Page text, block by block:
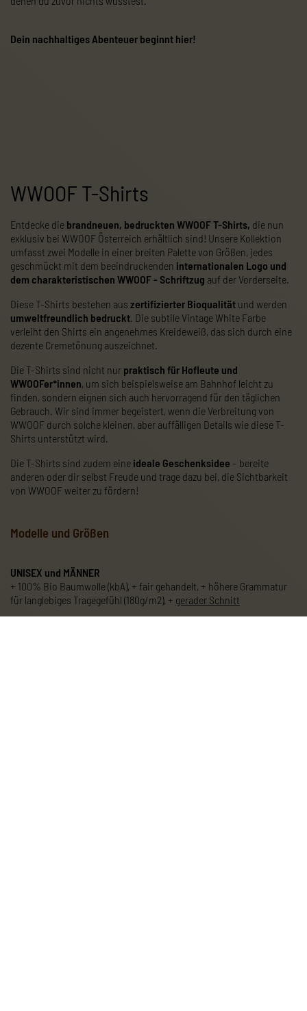
Dein nachhaltiges Abenteuer beginnt hier!
WWOOF T-Shirts
Entdecke die brandneuen, bedruckten WWOOF T-Shirts, die nun
exklusiv bei WWOOF Österreich erhältlich sind! Unsere Kollektion
umfasst zwei Modelle in einer breiten Palette von Größen, jedes
geschmückt mit dem beeindruckenden internationalen Logo und
dem charakteristischen WWOOF - Schriftzug auf der Vorderseite.
Diese T-Shirts bestehen aus zertifizierter Bioqualität und werden
umweltfreundlich bedruckt. Die subtile Vintage White Farbe
verleiht den Shirts ein angenehmes Kreideweiß, das sich durch eine
dezente Cremetönung auszeichnet.
Die T-Shirts sind nicht nur praktisch für Hofleute und
WWOOFer*innen, um sich beispielsweise am Bahnhof leicht zu
finden, sondern eignen sich auch hervorragend für den täglichen
Gebrauch. Wir sind immer begeistert, wenn die Verbreitung von
WWOOF durch solche kleinen, aber auffälligen Details wie diese T-
Shirts unterstützt wird.
Die T-Shirts sind zudem eine ideale Geschenksidee – bereite
anderen oder dir selbst Freude und trage dazu bei, die Sichtbarkeit
von WWOOF weiter zu fördern!
Modelle und Größen
UNISEX und MÄNNER
+ 100% Bio Baumwolle (kbA), + fair gehandelt, + höhere Grammatur
für langlebiges Tragegefühl (180g/m2), + gerader Schnitt